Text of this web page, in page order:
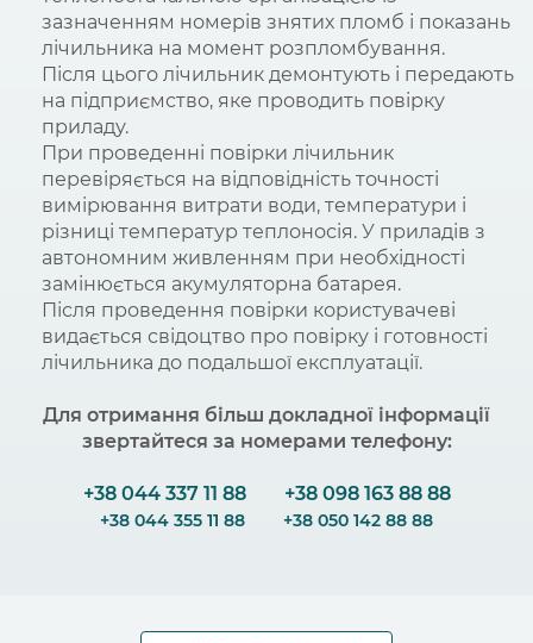
зазначенням номерів знятих пломб і показань
лічильника на момент розпломбування.
Після цього лічильник демонтують і передають
на підприємство, яке проводить повірку
приладу.
При проведенні повірки лічильник
перевіряється на відповідність точності
вимірювання витрати води, температури і
різниці температур теплоносія. У приладів з
автономним живленням при необхідності
замінюється акумуляторна батарея.
Після проведення повірки користувачеві
видається свідоцтво про повірку і готовності
лічильника до подальшої експлуатації.
Для отримання більш докладної інформації
звертайтеся за номерами телефону:
+38 044 337 11 88 +38 098 163 88 88
+38 044 355 11 88 +38 050 142 88 88